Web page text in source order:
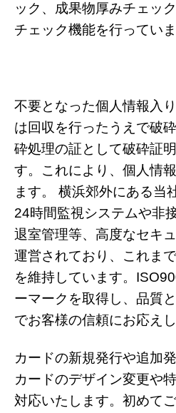
ック、成果物厚みチェッ
チェック機能を行っていま
不要となった個人情報入
は回収を行ったうえで破
砕処理の証として破砕証
す。これにより、個人情
ます。 横浜郊外にある当
24時間監視システムや非
退室管理等、高度なセキ
運営されており、これま
を維持しています。
ーマークを取得し、品質
でお客様の信頼にお応えし
カードの新規発行や追加
カードのデザイン変更や
対応いたします。初めて